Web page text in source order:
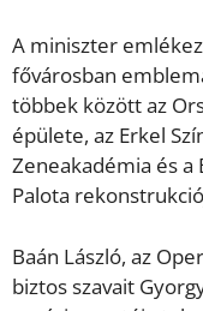
A miniszter
fővárosban
többek között az
épülete, az Erkel
Zeneakadémia és a
Palota
Baán László, az
biztos szavait